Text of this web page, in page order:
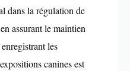
dans la régulation de
assurant le maintien
les
canines est